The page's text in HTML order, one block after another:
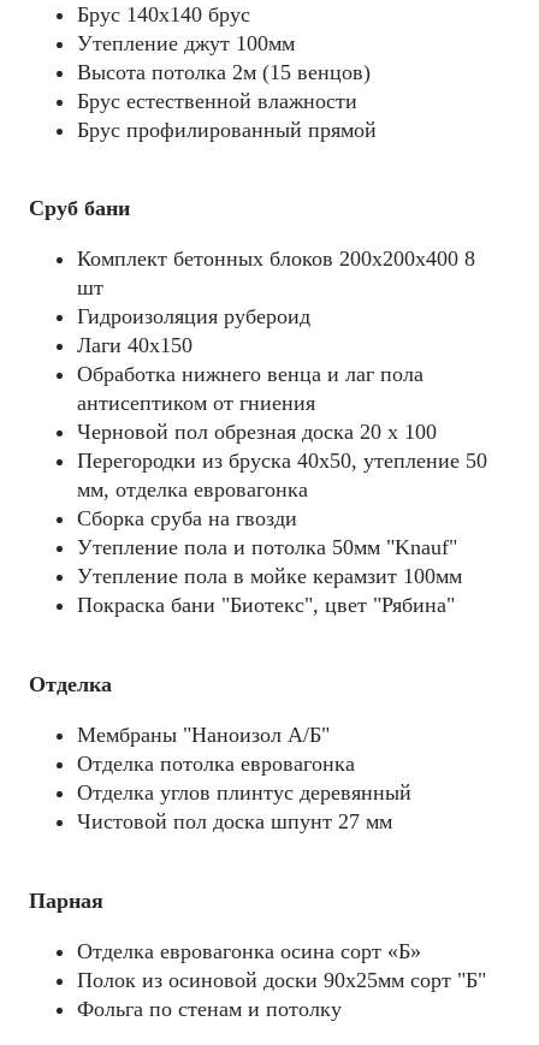
Брус 140x140 брус
Утепление джут 100мм
Высота потолка 2м (15 венцов)
Брус естественной влажности
Брус профилированный прямой
Сруб бани
Комплект бетонных блоков 200х200х400 8
шт
Гидроизоляция рубероид
Лаги 40х150
Обработка нижнего венца и лаг пола
антисептиком от гниения
Черновой пол обрезная доска 20 х 100
Перегородки из бруска 40х50, утепление 50
мм, отделка евровагонка
Сборка сруба на гвозди
Утепление пола и потолка 50мм "Knauf"
Утепление пола в мойке керамзит 100мм
Покраска бани "Биотекс", цвет "Рябина"
Отделка
Мембраны "Наноизол А/Б"
Отделка потолка евровагонка
Отделка углов плинтус деревянный
Чистовой пол доска шпунт 27 мм
Парная
Отделка евровагонка осина сорт «Б»
Полок из осиновой доски 90х25мм сорт "Б"
Фольга по стенам и потолку